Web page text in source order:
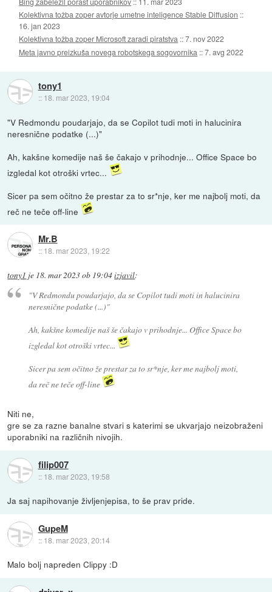
Kolektivna tožba zoper avtorje umetne inteligence Stable Diffusion ::
16. jan 2023
Kolektivna tožba zoper Microsoft zaradi piratstva ::7. nov 2022
Meta javno preizkuša novega robotskega sogovornika ::7. avg 2022
tony1
:: 18. mar 2023, 19:04
"V Redmondu poudarjajo, da se Copilot tudi moti in halucinira
neresnične podatke (...)"
Ah, kakšne komedije naš še čakajo v prihodnje... Office Space bo
izgledal kot otroški vrtec...
Sicer pa sem očitno že prestar za to sr*nje, ker me najbolj moti, da
reč ne teče off-line
Mr.B
:: 18. mar 2023, 19:22
tony1 je 18. mar 2023 ob 19:04izjavil:
"V Redmondu poudarjajo, da se Copilot tudi moti in halucinira
neresnične podatke (...)"
Ah, kakšne komedije naš še čakajo v prihodnje... Office Space bo
izgledal kot otroški vrtec...
Sicer pa sem očitno že prestar za to sr*nje, ker me najbolj moti,
da reč ne teče off-line
Niti ne,
gre se za razne banalne stvari s katerimi se ukvarjajo neizobraženi
uporabniki na različnih nivojih.
filip007
:: 18. mar 2023, 19:58
Ja saj napihovanje življenjepisa, to še prav pride.
GupeM
:: 18. mar 2023, 20:14
Malo bolj napreden Clippy :D